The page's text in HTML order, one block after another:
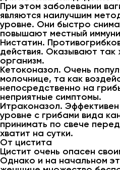
При этом заболевании
являются наилучшим
уровне. Они быстро
повышают местный
Нистатин.
действия. Оказывают так
организм.
Кетоконазол. Очень
молочнице, та как
непосредственно на
неприятные симптомы.
Итраконазол.
уровне с грибами вида
принимать по свече
хватит на сутки.
От цистита
Цистит очень опасен
Однако и на начальном